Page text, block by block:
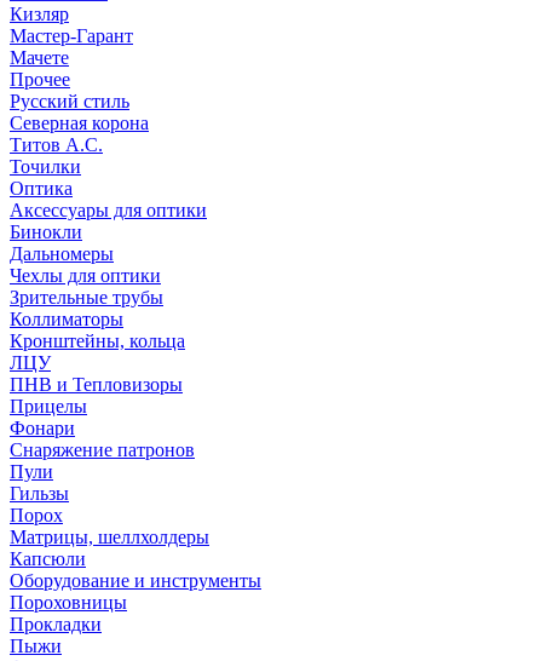
Кизляр
Мастер-Гарант
Мачете
Прочее
Русский стиль
Северная корона
Титов А.С.
Точилки
Оптика
Аксессуары для оптики
Бинокли
Дальномеры
Чехлы для оптики
Зрительные трубы
Коллиматоры
Кронштейны, кольца
ЛЦУ
ПНВ и Тепловизоры
Прицелы
Фонари
Снаряжение патронов
Пули
Гильзы
Порох
Матрицы, шеллхолдеры
Капсюли
Оборудование и инструменты
Пороховницы
Прокладки
Пыжи